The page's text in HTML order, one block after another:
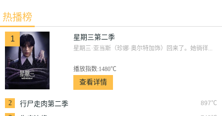
热播榜
1 星期三第二季
星期三·亚当斯（珍娜·奥尔特加饰）回来了。她徜徉...
播放指数:1480℃
查看详情
2 897℃
行尸走肉第二季